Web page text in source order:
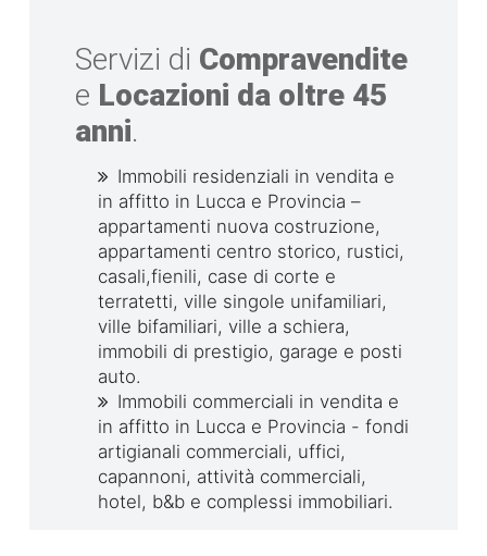
Servizi di Compravendite
e Locazioni da oltre 45
anni.
Immobili residenziali in vendita e
in affitto in Lucca e Provincia –
appartamenti nuova costruzione,
appartamenti centro storico, rustici,
casali,fienili, case di corte e
terratetti, ville singole unifamiliari,
ville bifamiliari, ville a schiera,
immobili di prestigio, garage e posti
auto.
Immobili commerciali in vendita e
in affitto in Lucca e Provincia - fondi
artigianali commerciali, uffici,
capannoni, attività commerciali,
hotel, b&b e complessi immobiliari.